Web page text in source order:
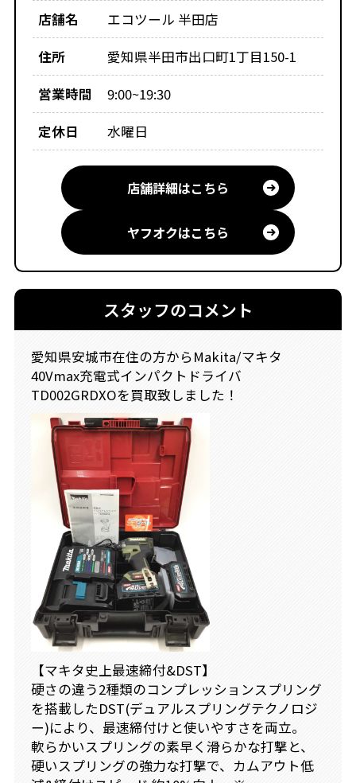
店舗名
エコツール 半田店
住所
愛知県半田市出口町1丁目150-1
営業時間
9:00~19:30
定休日
水曜日
店舗詳細はこちら
ヤフオクはこちら
スタッフのコメント
愛知県安城市在住の方からMakita/マキタ
40Vmax充電式インパクトドライバ
TD002GRDXOを買取致しました！
【マキタ史上最速締付&DST】
硬さの違う2種類のコンプレッションスプリング
を搭載したDST(デュアルスプリングテクノロジ
ー)により、最速締付けと使いやすさを両立。
軟らかいスプリングの素早く滑らかな打撃と、
硬いスプリングの強力な打撃で、カムアウト低